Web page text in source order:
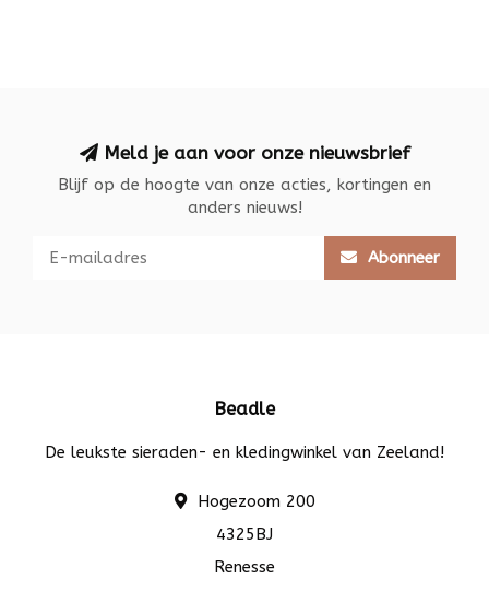
Meld je aan voor onze nieuwsbrief
Blijf op de hoogte van onze acties, kortingen en
anders nieuws!
Abonneer
Beadle
De leukste sieraden- en kledingwinkel van Zeeland!
Hogezoom 200
4325BJ
Renesse